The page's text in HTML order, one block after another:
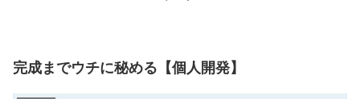
完成までウチに秘める【個人開発】